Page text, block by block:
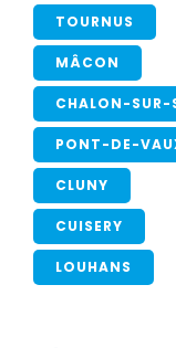
TOURNUS
MÂCON
CHALON-SUR-
PONT-DE-
CLUNY
CUISERY
LOUHANS